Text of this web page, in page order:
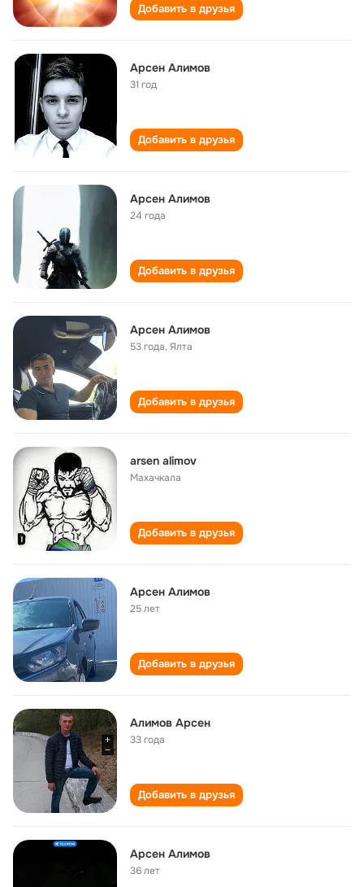
Добавить в друзья
Арсен Алимов
31 год
Добавить в друзья
Арсен Алимов
24 года
Добавить в друзья
Арсен Алимов
53 года,Ялта
Добавить в друзья
arsen alimov
Махачкала
Добавить в друзья
Арсен Алимов
25 лет
Добавить в друзья
Алимов Арсен
33 года
Добавить в друзья
Арсен Алимов
36 лет